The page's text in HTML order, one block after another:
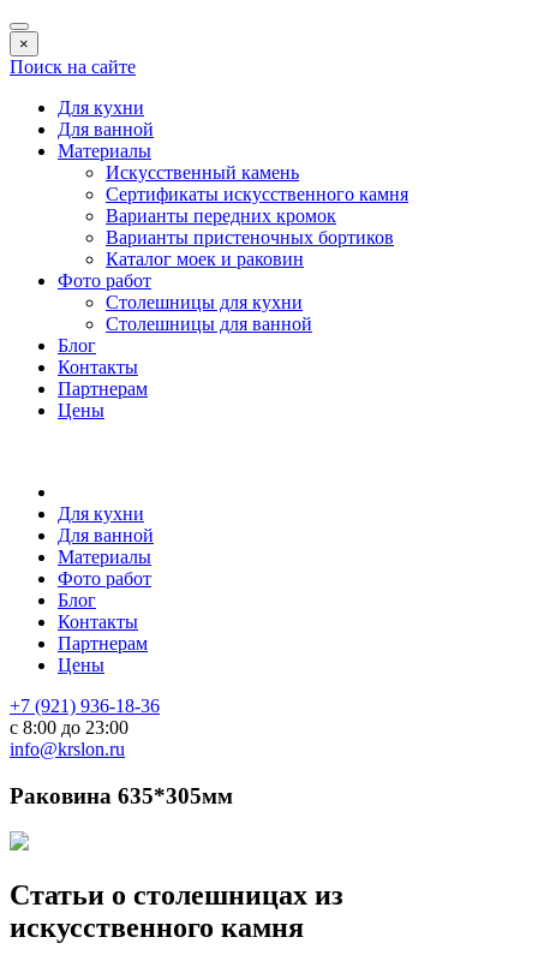
×
Поиск на сайте
Для кухни
Для ванной
Материалы
Искусственный камень
Сертификаты искусственного камня
Варианты передних кромок
Варианты пристеночных бортиков
Каталог моек и раковин
Фото работ
Столешницы для кухни
Столешницы для ванной
Блог
Контакты
Партнерам
Цены
Для кухни
Для ванной
Материалы
Фото работ
Блог
Контакты
Партнерам
Цены
+7 (921) 936-18-36
с 8:00 до 23:00
info@krslon.ru
Раковина 635*305мм
Статьи о столешницах из
искусственного камня